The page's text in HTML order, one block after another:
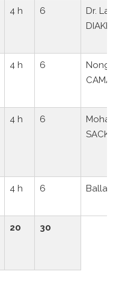
4 h 6
Dr.
4 h 6
4 h 6
4 h 6 Balla
20 30